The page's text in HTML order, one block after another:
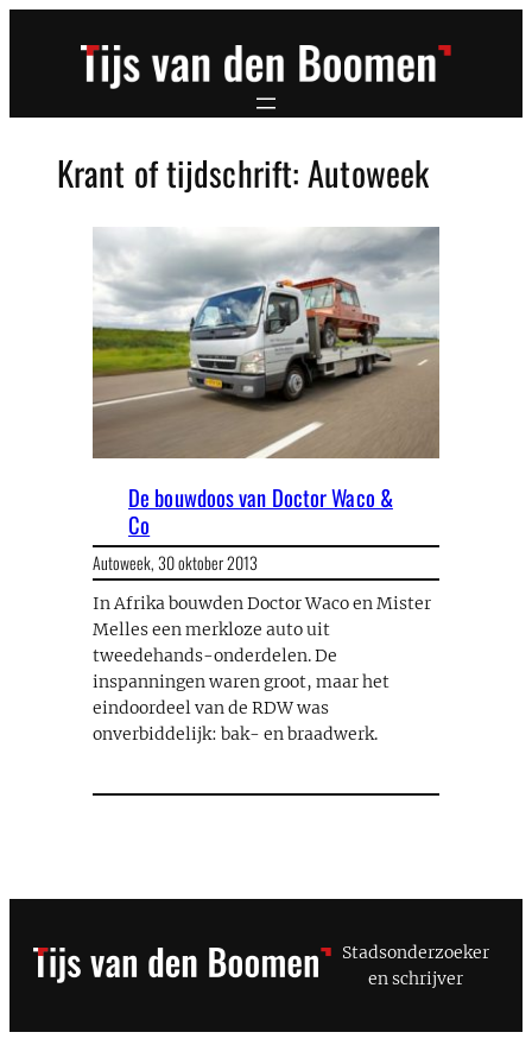
Krant of tijdschrift:Autoweek
De bouwdoos van Doctor Waco &
Co
Autoweek,30 oktober 2013
In Afrika bouwden Doctor Waco en Mister
Melles een merkloze auto uit
tweedehands-onderdelen. De
inspanningen waren groot, maar het
eindoordeel van de RDW was
onverbiddelijk: bak- en braadwerk.
Stadsonderzoeker
en schrijver